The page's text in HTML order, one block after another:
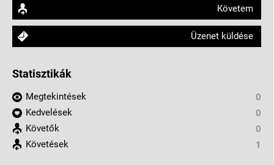
Követem
Üzenet küldése
Statisztikák
Megtekintések
0
Kedvelések
0
Követők
0
Követések
1